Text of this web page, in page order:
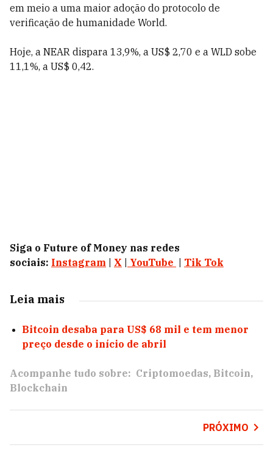
em meio a uma maior adoção do protocolo de
verificação de humanidade World.
Hoje, a NEAR dispara 13,9%, a US$ 2,70 e a WLD sobe
11,1%, a US$ 0,42.
Siga o Future of Money nas redes
sociais: Instagram X YouTube Tik Tok
Leia mais
Bitcoin desaba para US$ 68 mil e tem menor
preço desde o início de abril
Acompanhe tudo sobre: Criptomoedas Bitcoin
Blockchain
PRÓXIMO